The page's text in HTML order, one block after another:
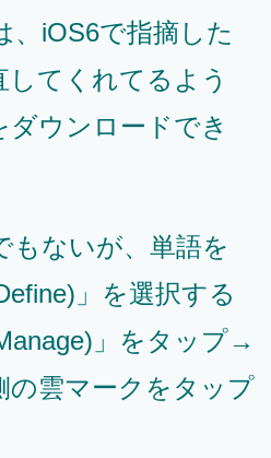
、iOS6で指摘した
てくれてるよう
ダウンロードでき
もないが、単語を
」を選択する
」をタップ→
の雲マークをタップ